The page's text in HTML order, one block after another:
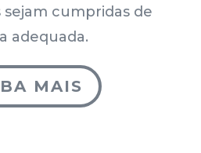
sejam cumpridas de
adequada.
MAIS